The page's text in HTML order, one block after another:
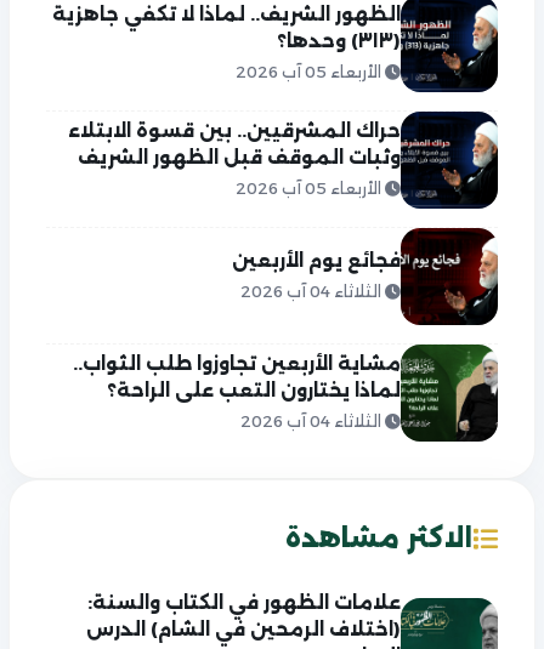
الظهور الشريف.. لماذا لا تكفي جاهزية
(٣١٣) وحدها؟
الأربعاء 05 آب 2026
حراك المشرقيين.. بين قسوة الابتلاء
وثبات الموقف قبل الظهور الشريف
الأربعاء 05 آب 2026
فجائع يوم الأربعين
الثلاثاء 04 آب 2026
مشاية الأربعين تجاوزوا طلب الثواب..
لماذا يختارون التعب على الراحة؟
الثلاثاء 04 آب 2026
الاكثر مشاهدة
علامات الظهور في الكتاب والسنة:
(اختلاف الرمحين في الشام) الدرس